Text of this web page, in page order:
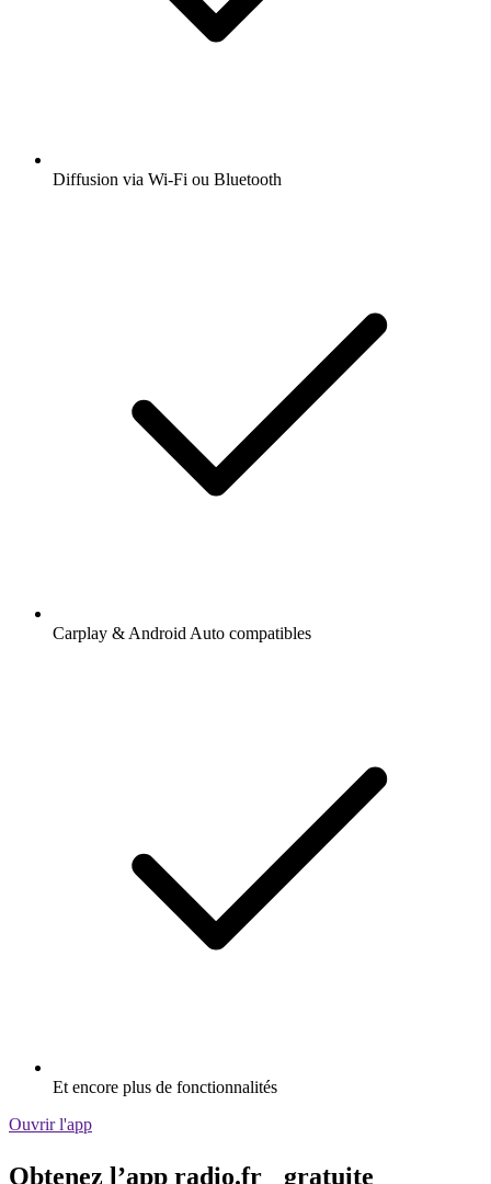
Diffusion via Wi-Fi ou Bluetooth
Carplay & Android Auto compatibles
Et encore plus de fonctionnalités
Ouvrir l'app
Obtenez l’app radio.fr gratuite